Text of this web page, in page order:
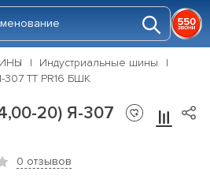
Индустриальные шины
ТТ PR16 БШК
20) Я-307
0 отзывов